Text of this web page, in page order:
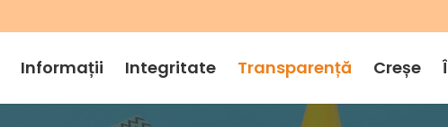
Informații Integritate Transparență Creșe